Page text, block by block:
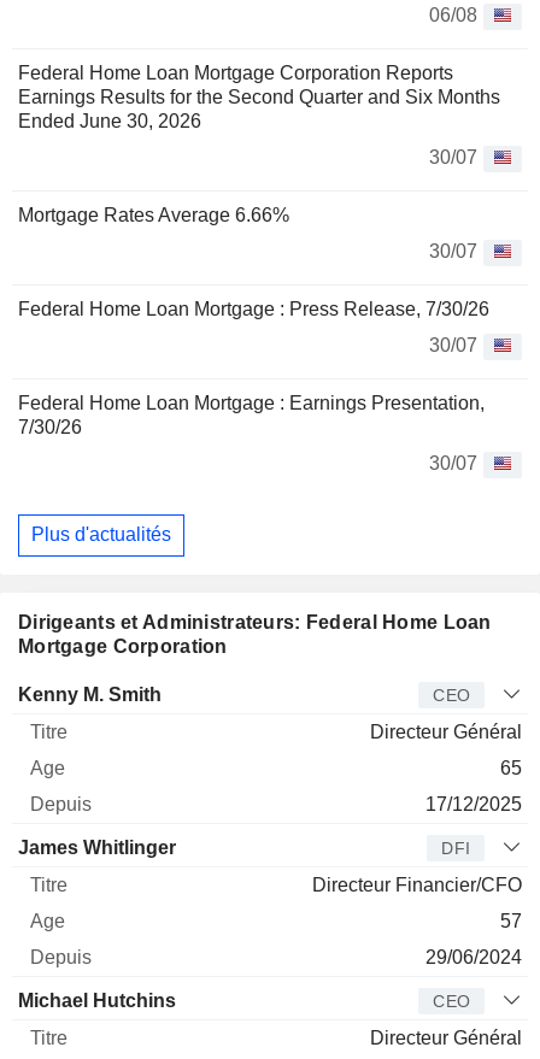
06/08
Federal Home Loan Mortgage Corporation Reports
Earnings Results for the Second Quarter and Six Months
Ended June 30, 2026
30/07
Mortgage Rates Average 6.66%
30/07
Federal Home Loan Mortgage : Press Release, 7/30/26
30/07
Federal Home Loan Mortgage : Earnings Presentation,
7/30/26
30/07
Plus d'actualités
Dirigeants et Administrateurs: Federal Home Loan
Mortgage Corporation
Dirigeant Titre Age
Kenny M. Smith CEO
Directeur Général
65
17/12/2025
James Whitlinger DFI
Directeur Financier/CFO
57
29/06/2024
Michael Hutchins CEO
Directeur Général